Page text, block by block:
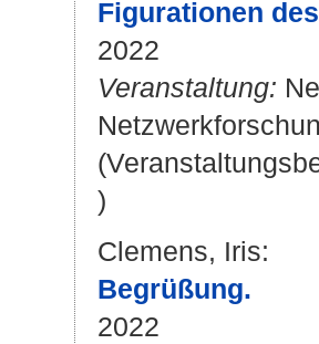
Figurationen
2022
Veranstaltung:
)
Clemens, Iris:
Begrüßung.
2022